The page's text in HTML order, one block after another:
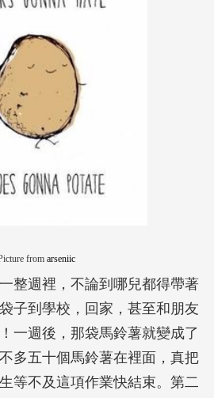
from arseniic
整週裡，不論到哪兒都得帶著
子到學校，回家，甚至和朋友
一週後，那袋馬鈴薯就變成了
多五十個馬鈴薯在裡面，真把
等不及這項作業快結束。第二